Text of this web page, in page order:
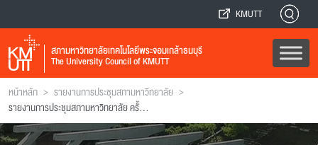
KMUTT
สภามหาวิทยาลัยเทคโนโลยีพระจอมเกล้าธนบุรี
The University Council of KMUTT
หน้าหลัก > รายงานการประชุมสภามหาวิทยาลัย >
รายงานการประชุมสภามหาวิทยาลัย ครั้งที่ 26